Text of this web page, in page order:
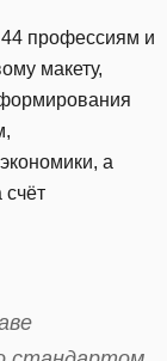
профессиям и
макету,
а
счёт